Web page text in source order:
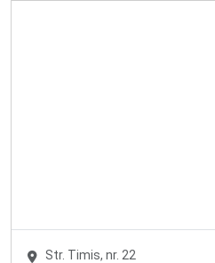
Str. Timis, nr. 22